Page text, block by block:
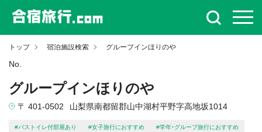
トップ 宿泊施設検索 グループインほりのや
No.
グループインほりのや
〒 401-0502 山梨県南都留郡山中湖村平野字高地坂1014
#バストイレ付部屋あり #女子旅行におすすめ #学年・グループ旅行におすすめ